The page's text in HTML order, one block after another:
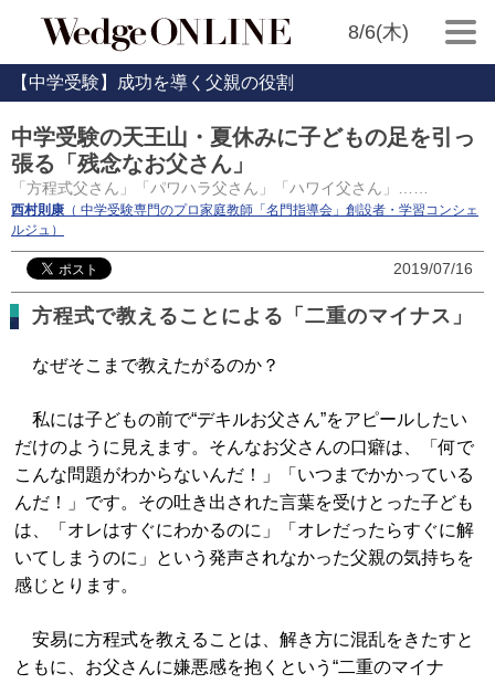
8/6(木)
【中学受験】成功を導く父親の役割
中学受験の天王山・夏休みに子どもの足を引っ
張る「残念なお父さん」
「方程式父さん」「パワハラ父さん」「ハワイ父さん」……
西村則康 （ 中学受験専門のプロ家庭教師「名門指導会」創設者・学習コンシェ
ルジュ）
2019/07/16
方程式で教えることによる「二重のマイナス」
なぜそこまで教えたがるのか？
私には子どもの前で“デキルお父さん”をアピールしたい
だけのように見えます。そんなお父さんの口癖は、「何で
こんな問題がわからないんだ！」「いつまでかかっている
んだ！」です。その吐き出された言葉を受けとった子ども
は、「オレはすぐにわかるのに」「オレだったらすぐに解
いてしまうのに」という発声されなかった父親の気持ちを
感じとります。
安易に方程式を教えることは、解き方に混乱をきたすと
ともに、お父さんに嫌悪感を抱くという“二重のマイナ